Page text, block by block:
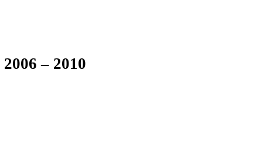
2006 – 2010